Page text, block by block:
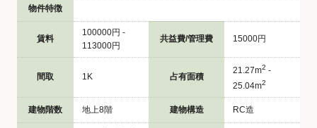
物件特徴
賃料
100000円 -
113000円
共益費/管理費 15000円
間取 1K 占有面積
21.27m2 -
25.04m2
建物階数 地上8階 建物構造 RC造